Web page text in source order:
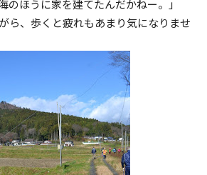
のほうに家を建てたんだかねー。」
ら、歩くと疲れもあまり気になりませ